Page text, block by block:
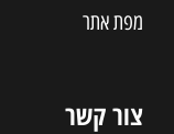
מפת אתר
צור קשר